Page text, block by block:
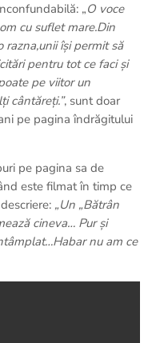
„O voce
cu suflet mare.Din
razna,unii își permit să
pentru tot ce faci și
pe viitor un
cântăreți.”, sunt doar
pe pagina îndrăgitului
pe pagina sa de
este filmat în timp ce
„Un „Bătrân
cineva… Pur și
nu am ce